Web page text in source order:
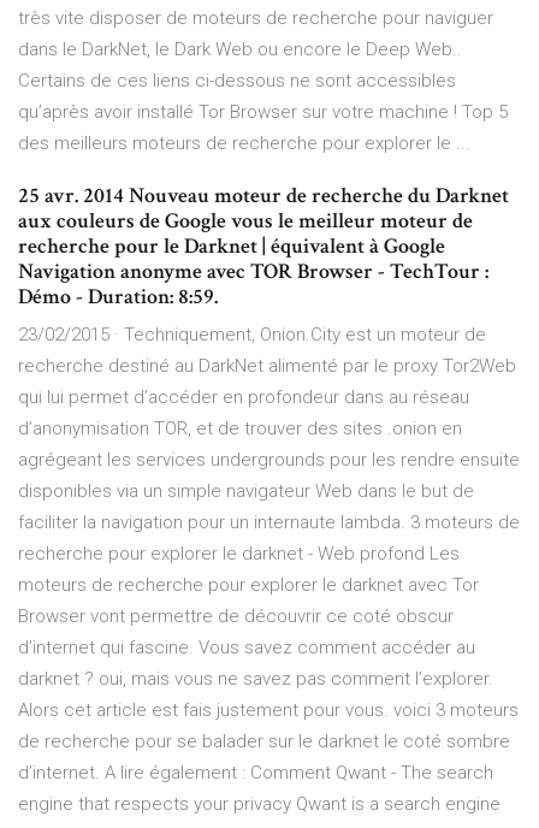
très vite disposer de moteurs de recherche pour naviguer
dans le DarkNet, le Dark Web ou encore le Deep Web..
Certains de ces liens ci-dessous ne sont accessibles
qu’après avoir installé Tor Browser sur votre machine ! Top 5
des meilleurs moteurs de recherche pour explorer le ...
25 avr. 2014 Nouveau moteur de recherche du Darknet
aux couleurs de Google vous le meilleur moteur de
recherche pour le Darknet | équivalent à Google
Navigation anonyme avec TOR Browser - TechTour :
Démo - Duration: 8:59.
23/02/2015 · Techniquement, Onion.City est un moteur de
recherche destiné au DarkNet alimenté par le proxy Tor2Web
qui lui permet d’accéder en profondeur dans au réseau
d’anonymisation TOR, et de trouver des sites .onion en
agrégeant les services undergrounds pour les rendre ensuite
disponibles via un simple navigateur Web dans le but de
faciliter la navigation pour un internaute lambda. 3 moteurs de
recherche pour explorer le darknet - Web profond Les
moteurs de recherche pour explorer le darknet avec Tor
Browser vont permettre de découvrir ce coté obscur
d’internet qui fascine. Vous savez comment accéder au
darknet ? oui, mais vous ne savez pas comment l’explorer.
Alors cet article est fais justement pour vous. voici 3 moteurs
de recherche pour se balader sur le darknet le coté sombre
d’internet. A lire également : Comment Qwant - The search
engine that respects your privacy Qwant is a search engine